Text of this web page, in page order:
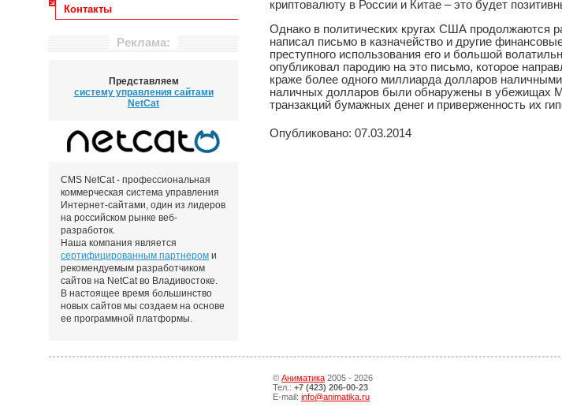
криптовалюту в России и Китае – это будет
Однако в политических кругах США продолжаются
написал письмо в казначейство и другие
преступного использования его и большой
опубликовал пародию на это письмо, которое
краже более одного миллиарда долларов
наличных долларов были обнаружены в убежищах
транзакций бумажных денег и приверженность их
Опубликовано: 07.03.2014
Контакты
Реклама:
Представляем
систему управления сайтами
NetCat
CMS NetCat - профессиональная
коммерческая система управления
Интернет-сайтами, один из лидеров
на российском рынке веб-
разработок.
Наша компания является
сертифицированным партнером и
рекомендуемым разработчиком
сайтов на NetCat во Владивостоке.
В настоящее время большинство
новых сайтов мы создаем на основе
ее программной платформы.
© Аниматика 2005 - 2026
Тел.: +7 (423) 206-00-23
E-mail: info@animatika.ru